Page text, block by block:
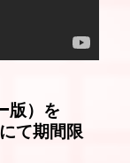
版）を
て期間限